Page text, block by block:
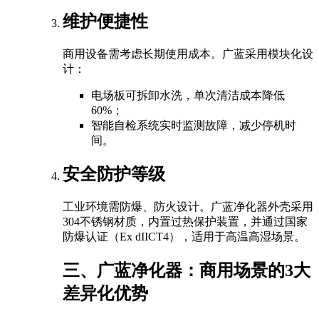
维护便捷性
商用设备需考虑长期使用成本。广蓝采用模块化设
计：
电场板可拆卸水洗，单次清洁成本降低
60%；
智能自检系统实时监测故障，减少停机时
间。
安全防护等级
工业环境需防爆、防火设计。广蓝净化器外壳采用
304不锈钢材质，内置过热保护装置，并通过国家
防爆认证（Ex dIICT4），适用于高温高湿场景。
三、广蓝净化器：商用场景的3大
差异化优势